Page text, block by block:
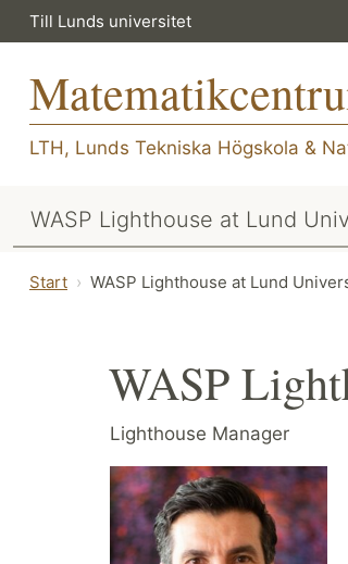
Till Lunds universitet
LTH, Lunds Tekniska Högskola &
WASP Lighthouse at Lund
Start WASP Lighthouse at Lund
WASP
Lighthouse Manager